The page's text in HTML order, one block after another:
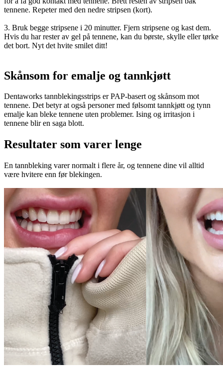
tennene. Repeter med den nedre stripsen (kort).
3. Bruk begge stripsene i 20 minutter. Fjern stripsene og kast dem.
Hvis du har rester av gel på tennene, kan du børste, skylle eller tørke
det bort. Nyt det hvite smilet ditt!
Skånsom for emalje og tannkjøtt
Dentaworks tannblekingsstrips er PAP-basert og skånsom mot
tennene. Det betyr at også personer med følsomt tannkjøtt og tynn
emalje kan bleke tennene uten problemer. Ising og irritasjon i
tennene blir en saga blott.
Resultater som varer lenge
En tannbleking varer normalt i flere år, og tennene dine vil alltid
være hvitere enn før blekingen.